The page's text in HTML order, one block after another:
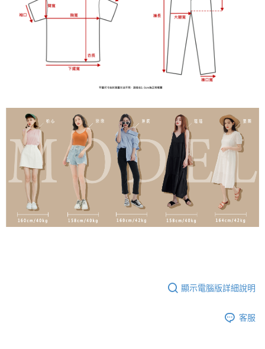
顯示電腦版詳細說明
客服